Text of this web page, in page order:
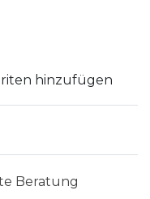
hinzufügen
Beratung